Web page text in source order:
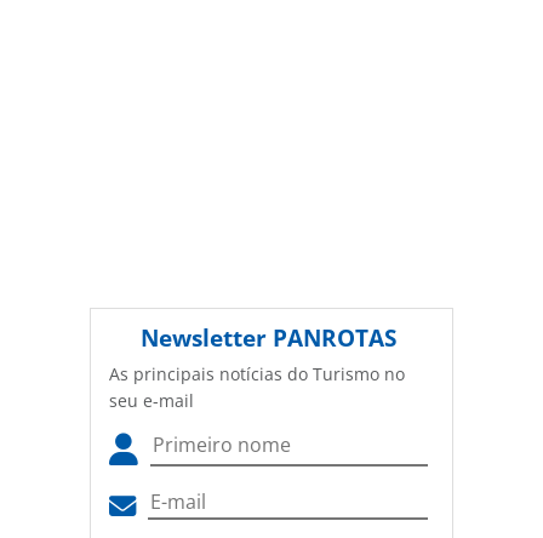
Newsletter PANROTAS
As principais notícias do Turismo no
seu e-mail